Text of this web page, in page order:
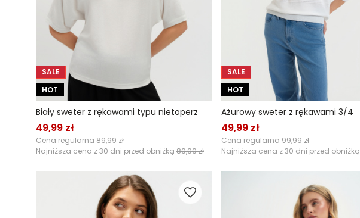
SALE
HOT
Biały sweter z rękawami typu nietoperz
49,99 zł
Cena regularna 89,99 zł
Najniższa cena z 30 dni przed obniżką 89,99 zł
SALE
HOT
Ażurowy sweter z rękawami 3/4
49,99 zł
Cena regularna 99,99 zł
Najniższa cena z 30 dni przed obniżką